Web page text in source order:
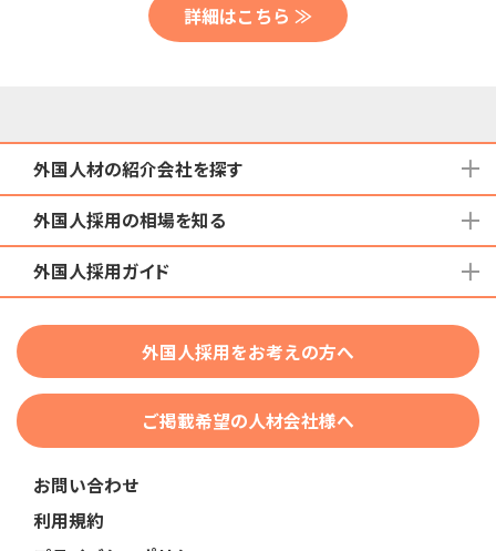
詳細はこちら ≫
外国人材の紹介会社を探す
地域から検索する
国籍から検索する
在留資格から検索する
団体種別から探す
業界・職種から検索する
外国人採用の相場を知る
育成就労外国人の受け入れ相場
技人国・高度人材の受け入れ相場
外国人採用ガイド
特定技能
技術・人文知識・国際業務
助成金
外国人採用をお考えの方へ
ご掲載希望の人材会社様へ
お問い合わせ
利用規約